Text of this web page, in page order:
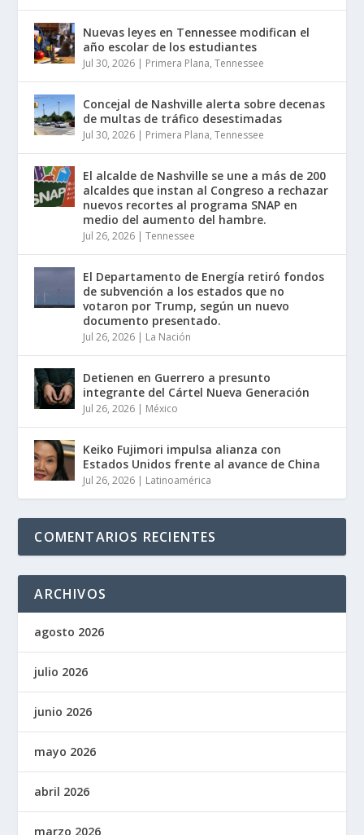
Nuevas leyes en Tennessee modifican el
año escolar de los estudiantes
Jul 30, 2026 | Primera Plana,Tennessee
Concejal de Nashville alerta sobre decenas
de multas de tráfico desestimadas
Jul 30, 2026 | Primera Plana,Tennessee
El alcalde de Nashville se une a más de 200
alcaldes que instan al Congreso a rechazar
nuevos recortes al programa SNAP en
medio del aumento del hambre.
Jul 26, 2026 |Tennessee
El Departamento de Energía retiró fondos
de subvención a los estados que no
votaron por Trump, según un nuevo
documento presentado.
Jul 26, 2026 | La Nación
Detienen en Guerrero a presunto
integrante del Cártel Nueva Generación
Jul 26, 2026 | México
Keiko Fujimori impulsa alianza con
Estados Unidos frente al avance de China
Jul 26, 2026 | Latinoamérica
COMENTARIOS RECIENTES
ARCHIVOS
agosto 2026
julio 2026
junio 2026
mayo 2026
abril 2026
marzo 2026